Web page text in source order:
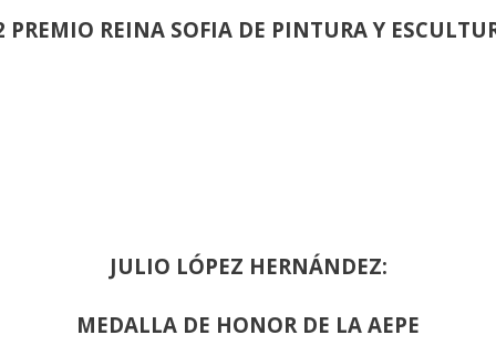
PREMIO REINA SOFIA DE PINTURA Y
JULIO LÓPEZ HERNÁNDEZ:
MEDALLA DE HONOR DE LA AEPE